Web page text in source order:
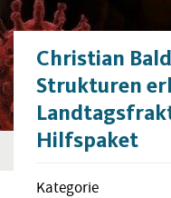
Christian
Strukturen
Hilfspaket
Kategorie